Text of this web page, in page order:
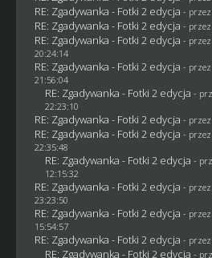
RE: Zgadywanka - Fotki 2 edycja - przez
RE: Zgadywanka - Fotki 2 edycja - przez
RE: Zgadywanka - Fotki 2 edycja - przez
20:24:14
RE: Zgadywanka - Fotki 2 edycja - przez
21:56:04
RE: Zgadywanka - Fotki 2 edycja -
22:23:10
RE: Zgadywanka - Fotki 2 edycja - przez
RE: Zgadywanka - Fotki 2 edycja - przez
22:35:48
RE: Zgadywanka - Fotki 2 edycja -
12:15:32
RE: Zgadywanka - Fotki 2 edycja - przez
23:23:50
RE: Zgadywanka - Fotki 2 edycja - przez
15:54:57
RE: Zgadywanka - Fotki 2 edycja - przez
RE: Zgadywanka - Fotki 2 edycja -